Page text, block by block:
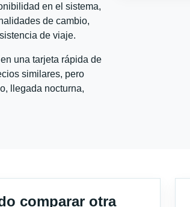
en el sistema,
de cambio,
de viaje.
una tarjeta rápida de
similares, pero
llegada nocturna,
comparar otra